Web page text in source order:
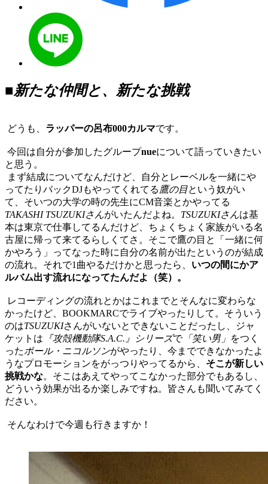
■新たな仲間と、新たな挑戦
どうも、 ラッパーの呂布000カルマです。
今回は自分が参加したグループnueについて語っていきたい
と思う。
まず結成についてなんだけど、自分とレーベルを一緒にや
ってたりバックDJもやってくれてる 鷹の目という奴がい
て、そいつの大学の時の先生にCM音楽とかやってる
TAKASHI TSUZUKIさんがいたんだよね。 TSUZUKIさんは基
本は東京で仕事してるんだけど、ちょくちょく家族がいる名
古屋に帰って来てるらしくてさ。そこで鷹の目と「一緒に何
かやろう」ってなった時に自分の名前が出たというのが結成
の流れ。それで1曲やるだけかと思ったら、 いつの間にかア
ルバム出す流れになってたんだよ（笑）。
レコーディングの流れとかはこれまでとそんなに変わらな
かったけど、BOOKMARCでライブやったりして。そういう
のはTSUZUKIさんがいないとできないことだったし、ジャ
ケットは 『攻殻機動隊S.A.C.』シリーズで「笑い男」 をつく
ったポール・ニコルソンがやったり、今までできなかったよ
うなプロモーションをがっつりやってるから、 そこが新しい
挑戦かな。そこはあえてやってこなかった部分でもあるし、
どういう効果が出るか楽しみですね。皆さんも聞いてみてく
ださい。
そんなわけで今週も行きますか！